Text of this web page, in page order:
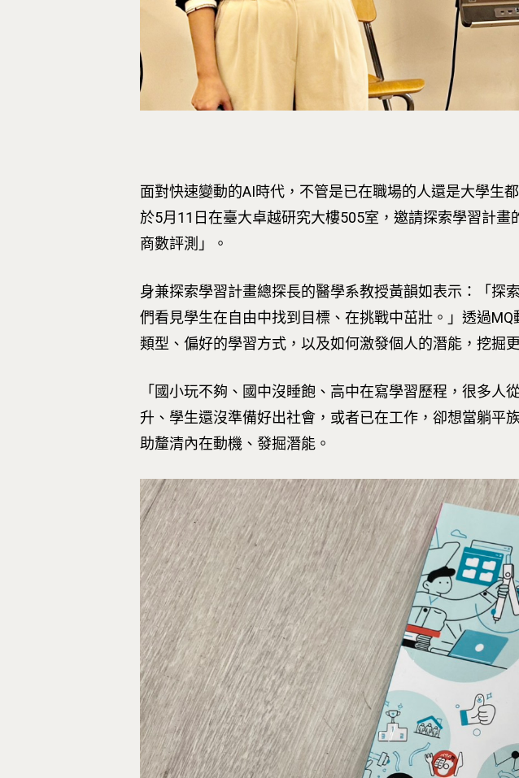
面對快速變動的AI時代，不管是已在職場的人還是大學生
於5月11日在臺大卓越研究大樓505室，邀請探索學習計
商數評測」。
身兼探索學習計畫總探長的醫學系教授黃韻如表示：「探
們看見學生在自由中找到目標、在挑戰中茁壯。」透過
類型、偏好的學習方式，以及如何激發個人的潛能，挖掘
「國小玩不夠、國中沒睡飽、高中在寫學習歷程，很多
升、學生還沒準備好出社會，或者已在工作，卻想當躺平
助釐清內在動機、發掘潛能。